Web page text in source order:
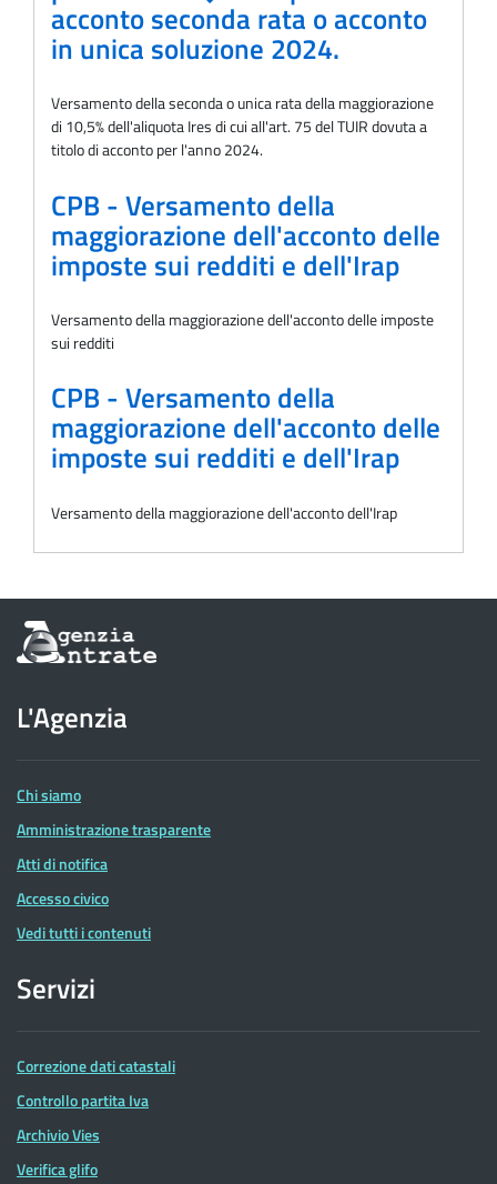
acconto seconda rata o acconto
in unica soluzione 2024.
Versamento della seconda o unica rata della maggiorazione
di 10,5% dell'aliquota Ires di cui all'art. 75 del TUIR dovuta a
titolo di acconto per l'anno 2024.
CPB - Versamento della
maggiorazione dell'acconto delle
imposte sui redditi e dell'Irap
Versamento della maggiorazione dell'acconto delle imposte
sui redditi
CPB - Versamento della
maggiorazione dell'acconto delle
imposte sui redditi e dell'Irap
Versamento della maggiorazione dell'acconto dell'Irap
Informazioni
sul
dell'Agenzia
delle
Entrate
L'Agenzia
Chi siamo
Amministrazione trasparente
Atti di notifica
Accesso civico
Vedi tutti i contenuti
Servizi
Correzione dati catastali
Controllo partita Iva
Archivio Vies
Verifica glifo